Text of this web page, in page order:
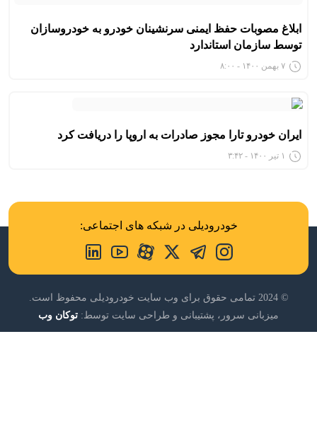
ابلاغ مصوبات حفظ ایمنی سرنشینان خودرو به خودروسازان
توسط سازمان استاندارد
۷ بهمن ۱۴۰۰ - ۸:۰۰
ایران خودرو تارا مجوز صادرات به اروپا را دریافت کرد
۱ تیر ۱۴۰۰ - ۳:۴۲
خودرودیلی در شبکه های اجتماعی:
© 2024 تمامی حقوق برای وب سایت خودرودیلی محفوظ است.
میزبانی سرور، پشتیبانی و طراحی سایت توسط: توکان وب